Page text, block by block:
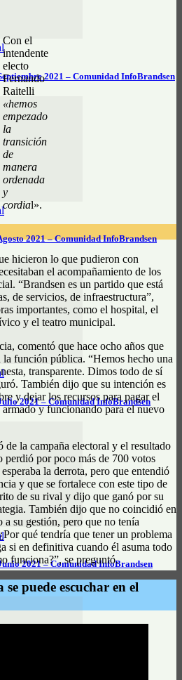
2021 – Comunidad InfoBrandsen
2021 – Comunidad InfoBrandsen
2021 – Comunidad InfoBrandsen
2021 – Comunidad InfoBrandsen
Con el
intendente
electo
Fernando
Raitelli
«hemos
empezado
la
transición
de
manera
ordenada
y
cordial».
hicieron lo que pudieron con
el acompañamiento de los
“Brandsen es un partido que está
de servicios, de infraestructura”,
importantes, como el hospital, el
y el teatro municipal.
comentó que hace ocho años que
función pública. “Hemos hecho una
transparente. Dimos todo de sí
También dijo que su intención es
y dejar los recursos para pagar el
y funcionando para el nuevo
de la campaña electoral y el resultado
perdió por poco más de 700 votos
la derrota, pero que entendió
y que se fortalece con este tipo de
de su rival y dijo que ganó por su
También dijo que no coincidió en
a su gestión, pero que no tenía
qué tendría que tener un problema
si en definitiva cuando él asuma todo
funciona?”, se preguntó.
puede escuchar en el